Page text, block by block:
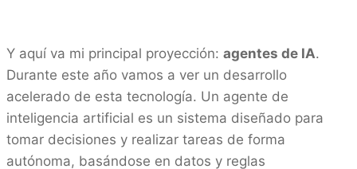
Y aquí va mi principal proyección: agentes de IA.
Durante este año vamos a ver un desarrollo
acelerado de esta tecnología. Un agente de
inteligencia artificial es un sistema diseñado para
tomar decisiones y realizar tareas de forma
autónoma, basándose en datos y reglas